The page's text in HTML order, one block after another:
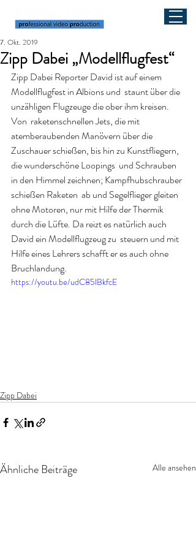
Zipp Dabei „Modellflugfest“
7. Okt. 2019
Zipp Dabei Reporter David ist auf einem
Modellflugfest in Albions und  staunt über die
unzähligen Flugzeuge die ober ihm kreisen.
Von  raketenschnellen Jets, die mit
atemberaubenden Manövern über die
Zuschauer schießen, bis hin zu Kunstfliegern,
die wunderschöne Loopings  und Schrauben
in den Himmel zeichnen; Kampfhubschrauber
schießen Raketen  ab und Segelflieger gleiten
ohne Motoren, nur mit Hilfe der Thermik
durch die Lüfte. Da reizt es natürlich auch
David ein Modellflugzeug zu  steuern und mit
Hilfe eines Lehrers schafft er es auch ohne
Bruchlandung.
https://youtu.be/udC85lBkfcE
Zipp Dabei
Ähnliche Beiträge Alle ansehen